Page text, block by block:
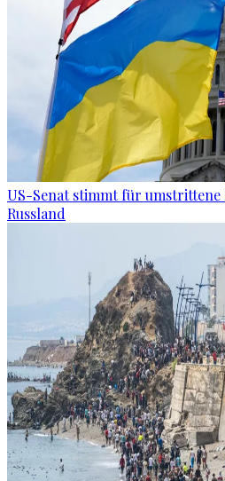
US-Senat stimmt für umstrittene
Russland